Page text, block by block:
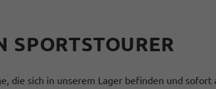
SPORTSTOURER
die sich in unserem Lager befinden und